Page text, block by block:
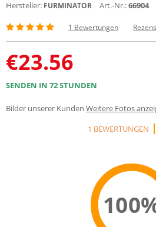
Hersteller: FURMINATOR Art.-Nr.:66904
1 Bewertungen
€23.56
SENDEN IN 72 STUNDEN
Bilder unserer Kunden Weitere Fotos
1 BEWERTUNGEN